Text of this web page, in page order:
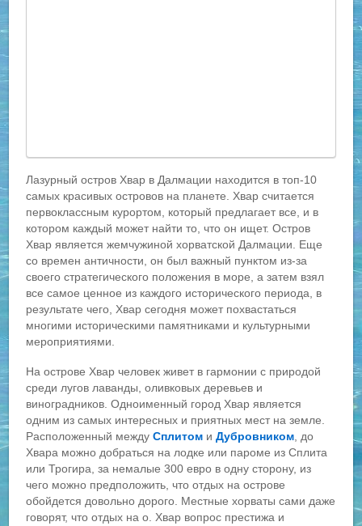
Лазурный остров Хвар в Далмации находится в топ-10
самых красивых островов на планете. Хвар считается
первоклассным курортом, который предлагает все, и в
котором каждый может найти то, что он ищет. Остров
Хвар является жемчужиной хорватской Далмации. Еще
со времен античности, он был важный пунктом из-за
своего стратегического положения в море, а затем взял
все самое ценное из каждого исторического периода, в
результате чего, Хвар сегодня может похвастаться
многими историческими памятниками и культурными
мероприятиями.
На острове Хвар человек живет в гармонии с природой
среди лугов лаванды, оливковых деревьев и
виноградников. Одноименный город Хвар является
одним из самых интересных и приятных мест на земле.
Расположенный междуСплитом иДубровником , до
Хвара можно добраться на лодке или пароме из Сплита
или Трогира, за немалые 300 евро в одну сторону, из
чего можно предположить, что отдых на острове
обойдется довольно дорого. Местные хорваты сами даже
говорят, что отдых на о. Хвар вопрос престижа и